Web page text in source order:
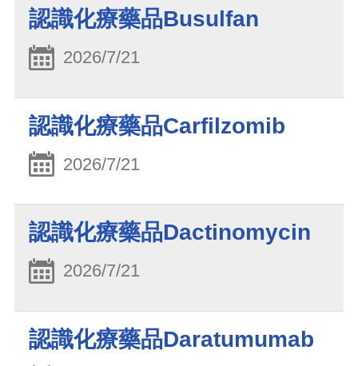
認識化療藥品Busulfan
2026/7/21
認識化療藥品Carfilzomib
2026/7/21
認識化療藥品Dactinomycin
2026/7/21
認識化療藥品Daratumumab